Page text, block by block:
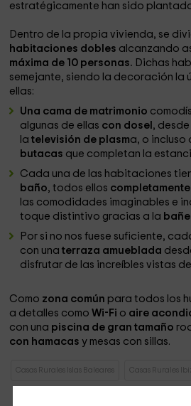
estratégicamente han sido
Dentro de la propia vivienda, se
habitaciones dobles alcanzando
máxima de 10 personas. Dichas
semejante, siendo la decoración la
ellas:
Una cama de matrimonio
algunas de ellas con dosel ,
latelevisión de plasma, o incluso
butacas que completan la
Cada una de las habitaciones
baño, todos ellos
las comodidades imaginables e
toque distintivo gracias a la
Por si no nos fuese suficiente,
con una terraza amueblada
disfrutar de las increíbles vistas
Como zona común para todos los
a detalles como Wi-Fi o aire
con una piscina de gran tamaño
con hamacasy mesas con sillas.
Casas Rurales Islas Baleares Casas Rurales